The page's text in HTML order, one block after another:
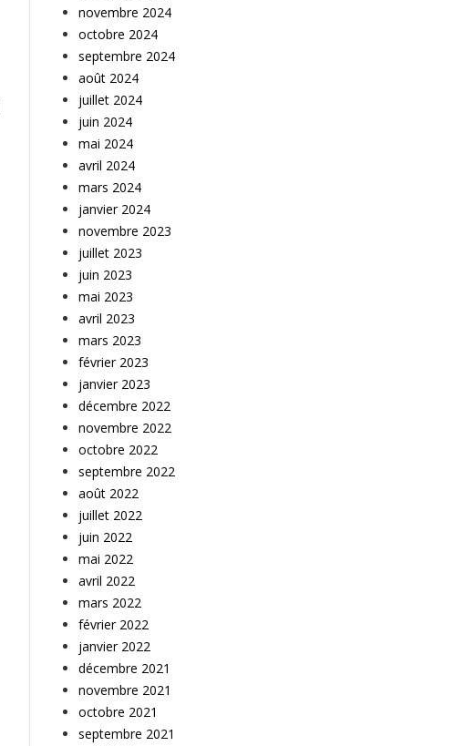
novembre 2024
octobre 2024
septembre 2024
août 2024
juillet 2024
juin 2024
mai 2024
avril 2024
mars 2024
janvier 2024
novembre 2023
juillet 2023
juin 2023
mai 2023
avril 2023
mars 2023
février 2023
janvier 2023
décembre 2022
novembre 2022
octobre 2022
septembre 2022
août 2022
juillet 2022
juin 2022
mai 2022
avril 2022
mars 2022
février 2022
janvier 2022
décembre 2021
novembre 2021
octobre 2021
septembre 2021